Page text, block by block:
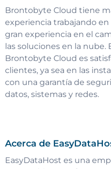
Brontobyte Cloud tiene
experiencia trabajando
gran experiencia en el
las soluciones en la
Brontobyte Cloud es
clientes, ya sea en las
con una garantía de
datos, sistemas y redes.
Acerca de
EasyDataHost es una